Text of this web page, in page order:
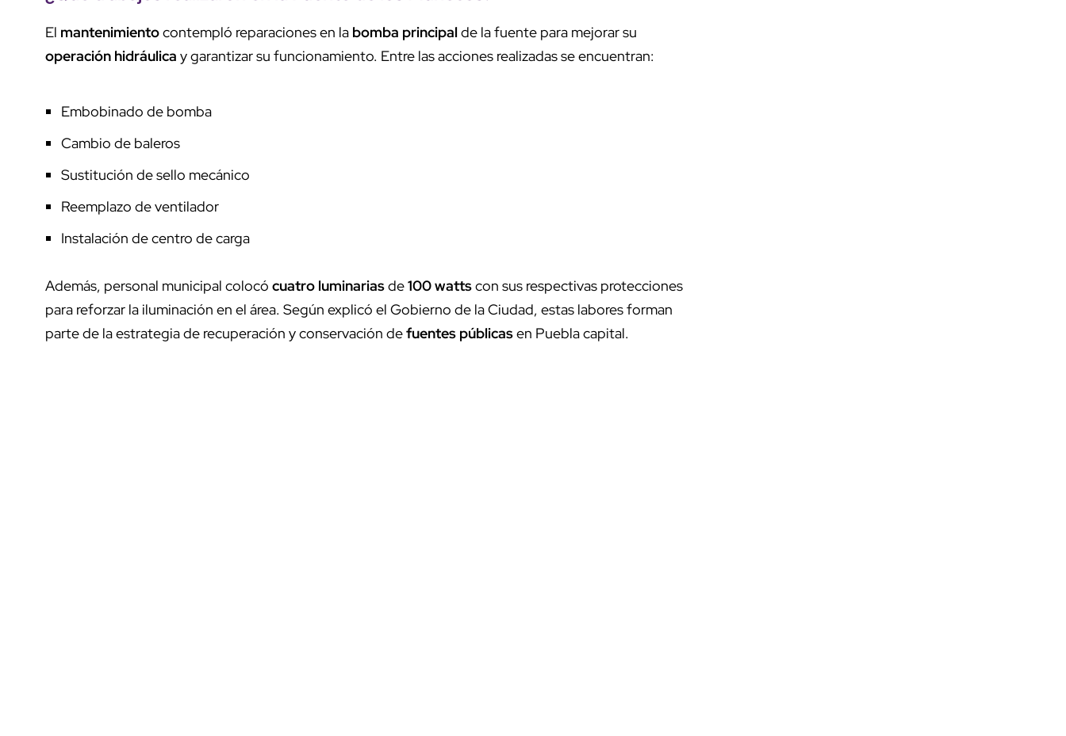
El mantenimientocontempló reparaciones en la bomba principalde la fuente para mejorar su
operación hidráulica y garantizar su funcionamiento. Entre las acciones realizadas se encuentran:
Embobinado de bomba
Cambio de baleros
Sustitución de sello mecánico
Reemplazo de ventilador
Instalación de centro de carga
Además, personal municipal colocó cuatro luminariasde100 wattscon sus respectivas protecciones
para reforzar la iluminación en el área. Según explicó el Gobierno de la Ciudad, estas labores forman
parte de la estrategia de recuperación y conservación defuentes públicasen Puebla capital.